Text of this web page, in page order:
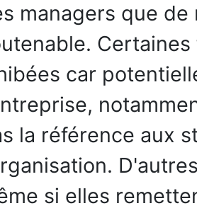
managers que
car
la référence aux
si elles